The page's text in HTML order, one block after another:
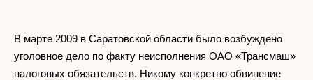
В марте 2009 в Саратовской области было возбуждено
уголовное дело по факту неисполнения ОАО «Трансмаш»
налоговых обязательств. Никому конкретно обвинение